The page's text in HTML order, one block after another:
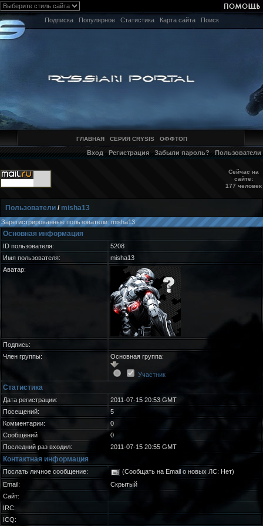
Подписка Популярное Статистика Карта сайта Поиск
ГЛАВНАЯ СЕРИЯ CRYSIS ОФФТОП
Вход Регистрация Забыли пароль? Пользователи
Сейчас на
сайте:
177 человек
Пользователи / misha13
Зарегистрированные пользователи: misha13
Основная информация
ID пользователя:
5208
Имя пользователя:
misha13
Аватар:
Подпись:
Член группы:
Основная группа:
Участник
Статистика
Дата регистрации:
2011-07-15 20:53 GMT
Посещений:
5
Комментарии:
0
Сообщений
0
Последний раз входил:
2011-07-15 20:55 GMT
Контактная информация
Послать личное сообщение:
(Сообщать на Email о новых ЛС: Нет)
Email:
Скрытый
Сайт:
IRC:
ICQ: